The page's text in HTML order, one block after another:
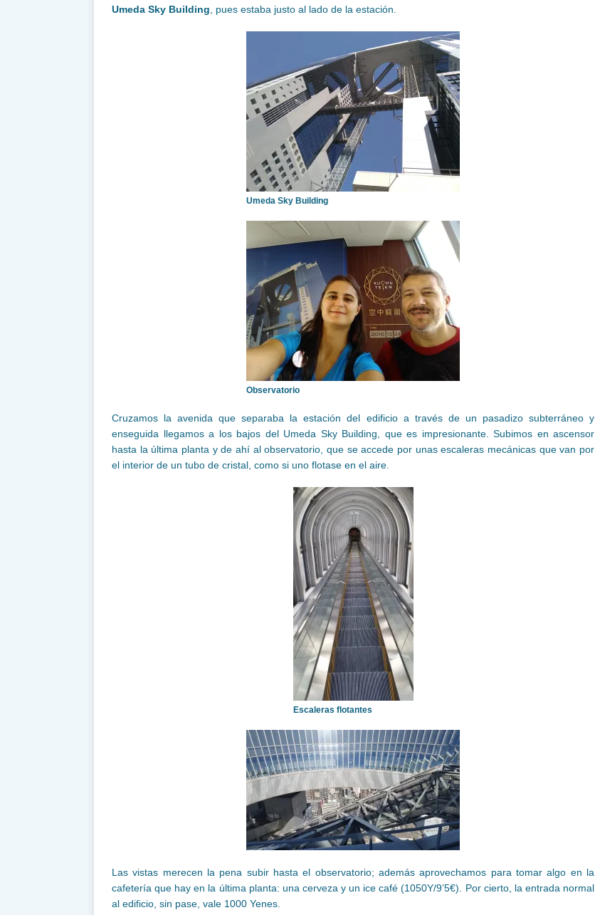
Umeda Sky Building , pues estaba justo al lado de la estación.
Umeda Sky Building
Observatorio
Cruzamos la avenida que separaba la estación del edificio a través de un pasadizo subterráneo y
enseguida llegamos a los bajos del Umeda Sky Building, que es impresionante. Subimos en ascensor
hasta la última planta y de ahí al observatorio, que se accede por unas escaleras mecánicas que van por
el interior de un tubo de cristal, como si uno flotase en el aire.
Escaleras flotantes
Las vistas merecen la pena subir hasta el observatorio; además aprovechamos para tomar algo en la
cafetería que hay en la última planta: una cerveza y un ice café (1050Y/9’5€). Por cierto, la entrada normal
al edificio, sin pase, vale 1000 Yenes.